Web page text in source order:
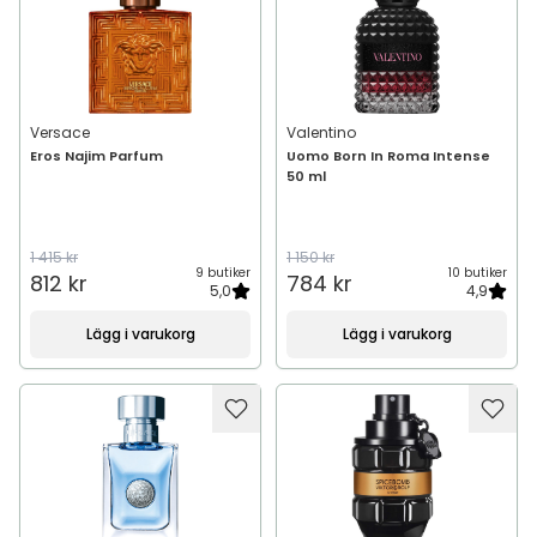
Versace
Eros Najim Parfum
1 415 kr
812 kr 9 butiker
5,0
Lägg i varukorg
Valentino
Uomo Born In Roma Intense
50 ml
1 150 kr
784 kr 10 butiker
4,9
Lägg i varukorg